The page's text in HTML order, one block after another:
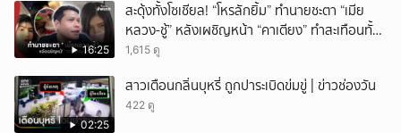
16:25
สะดุ้งทั้งโซเชียล! “โหรลักยิ้ม” ทำนายชะตา “เมีย
หลวง-ชู้” หลังเผชิญหน้า “คาเตียง” ทำสะเทือนทั้ง
ประเทศ
1,615 ดู
02:25
สาวเตือนกลิ่นบุหรี่ ถูกปาระเบิดข่มขู่ | ข่าวช่องวัน
422 ดู